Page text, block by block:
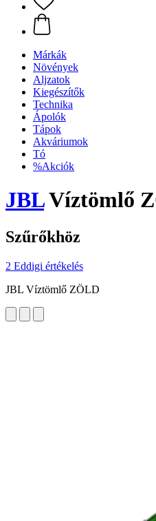
Márkák
Növények
Aljzatok
Kiegészítők
Technika
Ápolók
Tápok
Akváriumok
Tó
%Akciók
JBLVíztömlő
Szűrőkhöz
2 Eddigi értékelés
JBL Víztömlő ZÖLD